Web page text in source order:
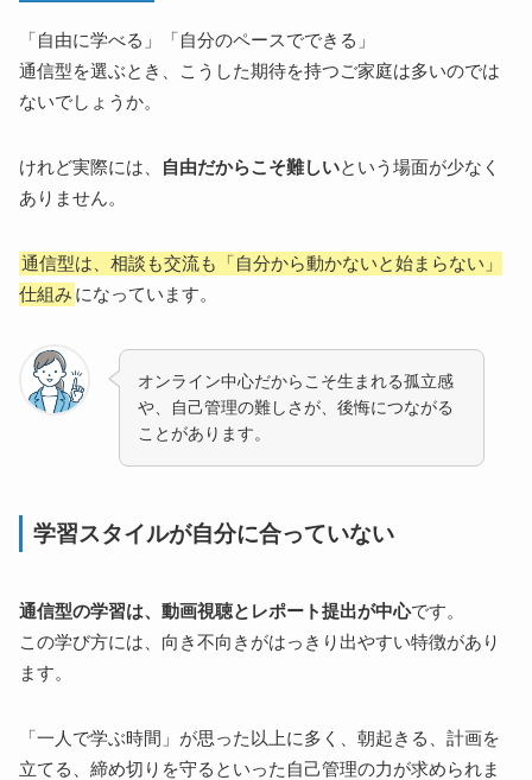
「自由に学べる」「自分のペースでできる」
通信型を選ぶとき、こうした期待を持つご家庭は多いのでは
ないでしょうか。
けれど実際には、 自由だからこそ難しいという場面が少なく
ありません。
通信型は、相談も交流も「自分から動かないと始まらない」
仕組み になっています。
オンライン中心だからこそ生まれる孤立感
や、自己管理の難しさが、後悔につながる
ことがあります。
学習スタイルが自分に合っていない
通信型の学習は、動画視聴とレポート提出が中心です。
この学び方には、向き不向きがはっきり出やすい特徴があり
ます。
「一人で学ぶ時間」が思った以上に多く、朝起きる、計画を
立てる、締め切りを守るといった自己管理の力が求められま